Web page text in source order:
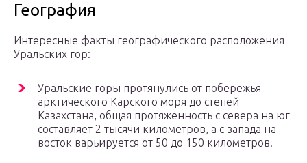
География
Интересные факты географического расположения
Уральских гор:
Уральские горы протянулись от побережья
арктического Карского моря до степей
Казахстана, общая протяженность с севера на юг
составляет 2 тысячи километров, а с запада на
восток варьируется от 50 до 150 километров.